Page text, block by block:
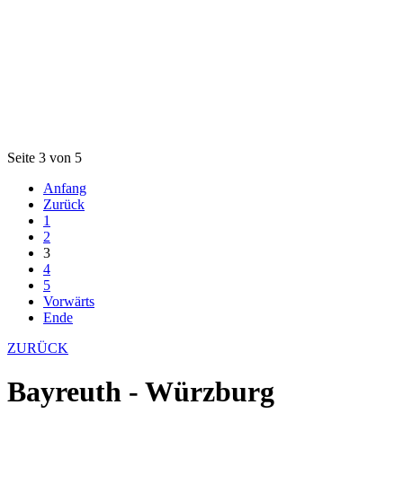
Seite 3 von 5
Anfang
Zurück
1
2
3
4
5
Vorwärts
Ende
ZURÜCK
Bayreuth - Würzburg